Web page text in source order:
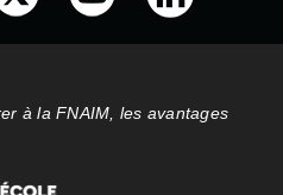
à la FNAIM, les avantages